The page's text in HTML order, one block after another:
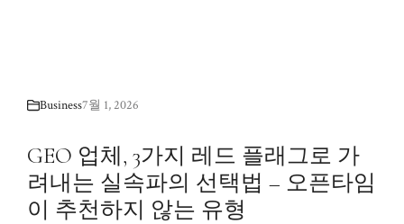
Business7월 1, 2026
GEO 업체, 3가지 레드 플래그로 가
려내는 실속파의 선택법 – 오픈타임
이 추천하지 않는 유형